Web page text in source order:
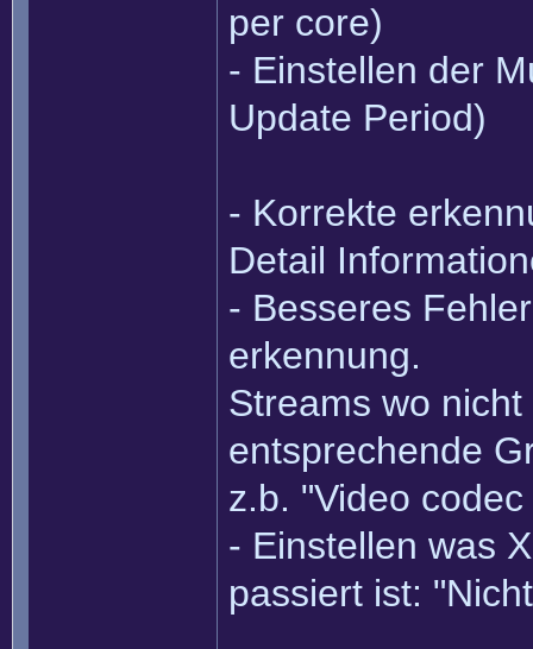
per core)
- Einstellen der
Update Period)
- Korrekte
Detail
- Besseres
erkennung.
Streams wo
entsprechende
z.b. "Video
- Einstellen was
passiert ist: